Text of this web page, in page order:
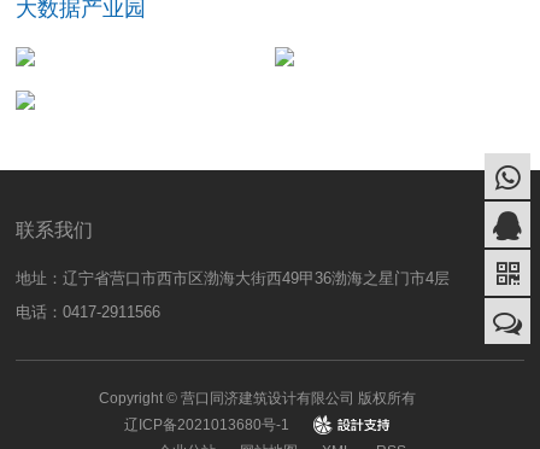
大数据产业园
联系我们
地址：辽宁省营口市西市区渤海大街西49甲36渤海之星门市4层
电话：0417-2911566
Copyright © 营口同济建筑设计有限公司 版权所有
辽ICP备2021013680号-1
design